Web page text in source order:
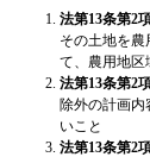
法第13条第2
その土地を
て、農用地区
法第13条第2
除外の計画内
いこと
法第13条第2